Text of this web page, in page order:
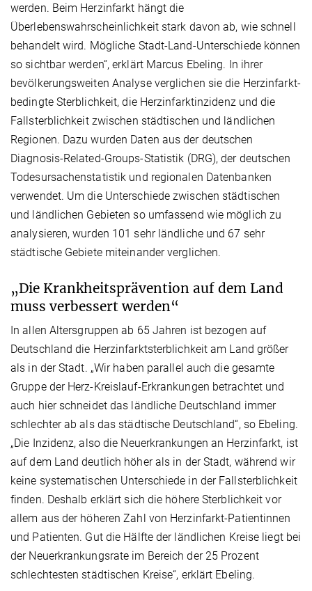
werden. Beim Herzinfarkt hängt die
Überlebenswahrscheinlichkeit stark davon ab, wie schnell
behandelt wird. Mögliche Stadt-Land-Unterschiede können
so sichtbar werden“, erklärt Marcus Ebeling. In ihrer
bevölkerungsweiten Analyse verglichen sie die Herzinfarkt-
bedingte Sterblichkeit, die Herzinfarktinzidenz und die
Fallsterblichkeit zwischen städtischen und ländlichen
Regionen. Dazu wurden Daten aus der deutschen
Diagnosis-Related-Groups-Statistik (DRG), der deutschen
Todesursachenstatistik und regionalen Datenbanken
verwendet. Um die Unterschiede zwischen städtischen
und ländlichen Gebieten so umfassend wie möglich zu
analysieren, wurden 101 sehr ländliche und 67 sehr
städtische Gebiete miteinander verglichen.
„Die Krankheitsprävention auf dem Land
muss verbessert werden“
In allen Altersgruppen ab 65 Jahren ist bezogen auf
Deutschland die Herzinfarktsterblichkeit am Land größer
als in der Stadt. „Wir haben parallel auch die gesamte
Gruppe der Herz-Kreislauf-Erkrankungen betrachtet und
auch hier schneidet das ländliche Deutschland immer
schlechter ab als das städtische Deutschland“, so Ebeling.
„Die Inzidenz, also die Neuerkrankungen an Herzinfarkt, ist
auf dem Land deutlich höher als in der Stadt, während wir
keine systematischen Unterschiede in der Fallsterblichkeit
finden. Deshalb erklärt sich die höhere Sterblichkeit vor
allem aus der höheren Zahl von Herzinfarkt-Patientinnen
und Patienten. Gut die Hälfte der ländlichen Kreise liegt bei
der Neuerkrankungsrate im Bereich der 25 Prozent
schlechtesten städtischen Kreise“, erklärt Ebeling.